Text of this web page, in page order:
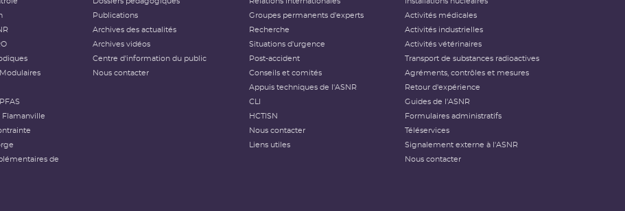
Flamanville
de
Publications
Archives des actualités
Archives vidéos
Centre d'information du public
Nous contacter
Groupes permanents d'experts
Recherche
Situations d'urgence
Post-accident
Conseils et comités
Appuis techniques de l'ASNR
CLI
HCTISN
Nous contacter
Liens utiles
Activités médicales
Activités industrielles
Activités vétérinaires
Transport de substances radioactives
Agréments, contrôles et mesures
Retour d'expérience
Guides de l'ASNR
Formulaires administratifs
Téléservices
Signalement externe à l'ASNR
Nous contacter